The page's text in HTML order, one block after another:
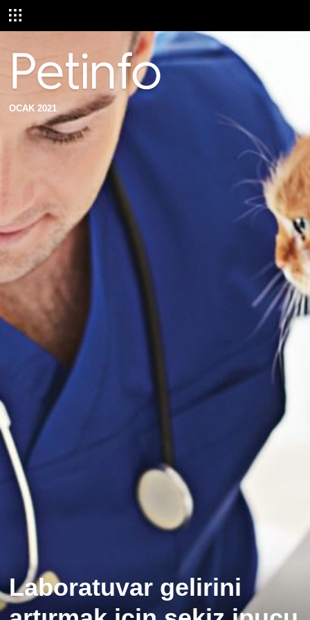
OCAK 2021
Laboratuvar gelirini